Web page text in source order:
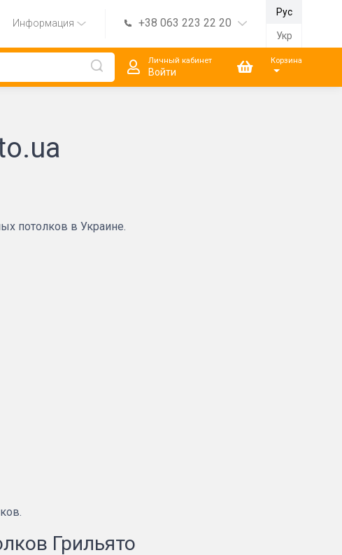
Информация +38 063 223 22 20
Рус
Укр
Личный кабинет
Войти
Корзина
потолков в Украине.
Грильято